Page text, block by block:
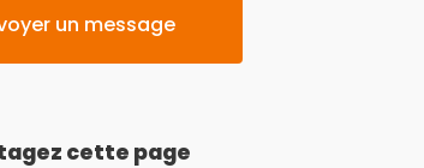
un message
cette page